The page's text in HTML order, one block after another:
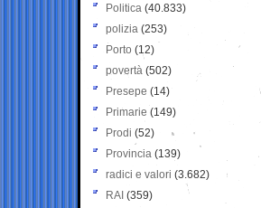
Politica (40.833)
polizia (253)
Porto (12)
povertà (502)
Presepe (14)
Primarie (149)
Prodi (52)
Provincia (139)
radici e valori (3.682)
RAI (359)